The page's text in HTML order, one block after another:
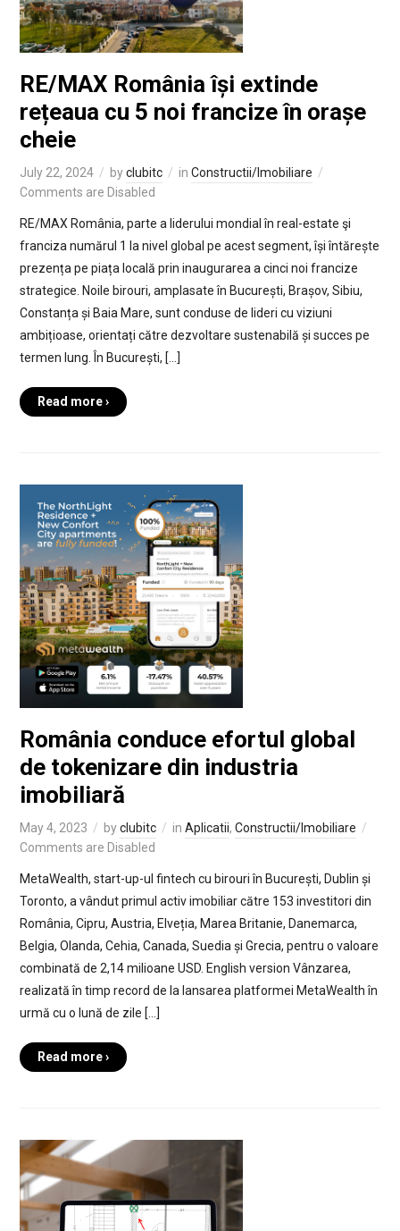
RE/MAX România își extinde
rețeaua cu 5 noi francize în orașe
cheie
July 22, 2024 byclubitc in Constructii/Imobiliare
Comments are Disabled
RE/MAX România, parte a liderului mondial în real-estate şi
franciza numărul 1 la nivel global pe acest segment, își întărește
prezența pe piața locală prin inaugurarea a cinci noi francize
strategice. Noile birouri, amplasate în București, Brașov, Sibiu,
Constanța și Baia Mare, sunt conduse de lideri cu viziuni
ambițioase, orientați către dezvoltare sustenabilă și succes pe
termen lung. În București, […]
Read more ›
România conduce efortul global
de tokenizare din industria
imobiliară
May 4, 2023 byclubitc in Aplicatii, Constructii/Imobiliare
Comments are Disabled
MetaWealth, start-up-ul fintech cu birouri în București, Dublin și
Toronto, a vândut primul activ imobiliar către 153 investitori din
România, Cipru, Austria, Elveția, Marea Britanie, Danemarca,
Belgia, Olanda, Cehia, Canada, Suedia și Grecia, pentru o valoare
combinată de 2,14 milioane USD. English version Vânzarea,
realizată în timp record de la lansarea platformei MetaWealth în
urmă cu o lună de zile […]
Read more ›